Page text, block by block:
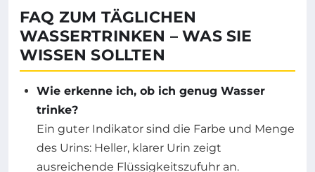
FAQ ZUM TÄGLICHEN
WASSERTRINKEN – WAS SIE
WISSEN SOLLTEN
Wie erkenne ich, ob ich genug Wasser
trinke?
Ein guter Indikator sind die Farbe und Menge
des Urins: Heller, klarer Urin zeigt
ausreichende Flüssigkeitszufuhr an.